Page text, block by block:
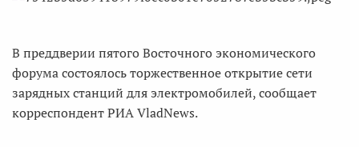
В преддверии пятого Восточного экономического
форума состоялось торжественное открытие сети
зарядных станций для электромобилей, сообщает
корреспондент РИА VladNews.